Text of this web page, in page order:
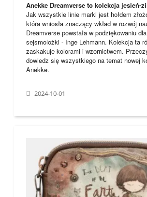
Anekke Dreamverse to kolekcja jesień-
Jak wszystkie linie marki jest hołdem
która wniosła znaczący wkład w rozwój
Dreamverse powstała w podziękowaniu dla
sejsmolożki - Inge Lehmann. Kolekcja ta
zaskakuje kolorami i wzornictwem.
dowiedz się wszystkiego na temat nowej
Anekke.
2024-10-01